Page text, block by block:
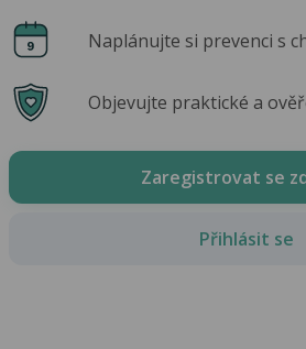
Naplánujte si prevenci s
Objevujte praktické a
Zaregistrovat se
Přihlásit se